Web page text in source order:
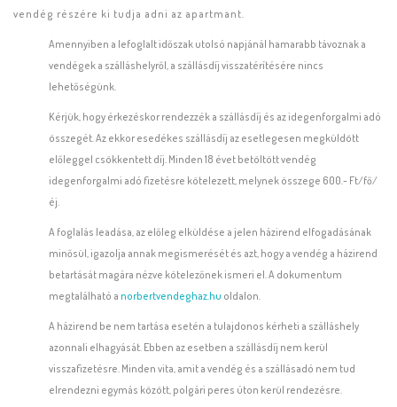
vendég részére ki tudja adni az apartmant.
Amennyiben a lefoglalt időszak utolsó napjánál hamarabb távoznak a
vendégek a szálláshelyről, a szállásdíj visszatérítésére nincs
lehetőségünk.
Kérjük, hogy érkezéskor rendezzék a szállásdíj és az idegenforgalmi adó
összegét. Az ekkor esedékes szállásdíj az esetlegesen megküldött
előleggel csökkentett díj. Minden 18 évet betöltött vendég
idegenforgalmi adó fizetésre kötelezett, melynek összege 600.- Ft/fő/
éj.
A foglalás leadása, az előleg elküldése a jelen házirend elfogadásának
minősül, igazolja annak megismerését és azt, hogy a vendég a házirend
betartását magára nézve kötelezőnek ismeri el. A dokumentum
megtalálható a norbertvendeghaz.hu oldalon.
A házirend be nem tartása esetén a tulajdonos kérheti a szálláshely
azonnali elhagyását. Ebben az esetben a szállásdíj nem kerül
visszafizetésre. Minden vita, amit a vendég és a szállásadó nem tud
elrendezni egymás között, polgári peres úton kerül rendezésre.